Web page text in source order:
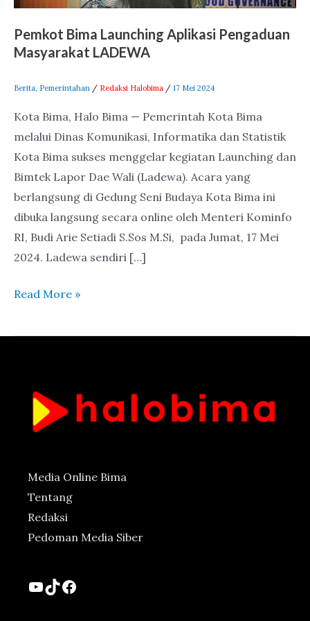
Pemkot Bima Launching Aplikasi Pengaduan
Masyarakat LADEWA
Berita, Pemerintahan / Redaksi Halobima / 17 Mei 2024
Kota Bima, Halo Bima — Pemerintah Kota Bima
melalui Dinas Komunikasi, Informatika dan Statistik
Kota Bima sukses menggelar kegiatan Launching dan
Bimtek Lapor Dae Wali (Ladewa). Acara yang
berlangsung di Gedung Seni Budaya Kota Bima ini
dibuka langsung secara online oleh Menteri Kominfo
RI, Budi Arie Setiadi S.Sos M.Si, pada Jumat, 17 Mei
2024. Ladewa sendiri […]
Read More »
Media Online Bima
Tentang
Redaksi
Pedoman Media Siber
YouTube
TikTok
Facebook